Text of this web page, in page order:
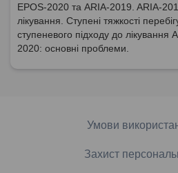
EPOS-2020 та ARIA-2019. ARIA-
лікування. Ступені тяжкості
ступеневого підходу до лікування
2020: основні проблеми.
Умови
Захист